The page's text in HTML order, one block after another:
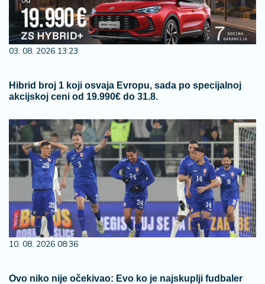
03. 08. 2026 13:23
Hibrid broj 1 koji osvaja Evropu, sada po specijalnoj
akcijskoj ceni od 19.990€ do 31.8.
10. 08. 2026 08:36
Ovo niko nije očekivao: Evo ko je najskuplji fudbaler